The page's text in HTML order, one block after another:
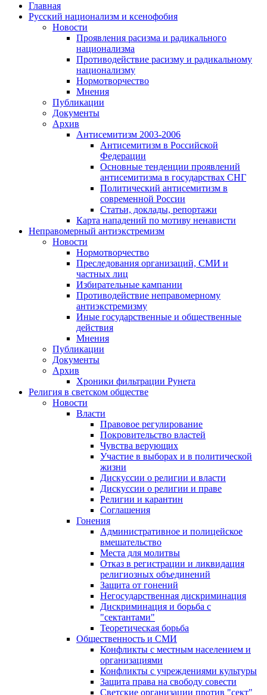
Главная
Русский национализм и ксенофобия
Новости
Проявления расизма и радикального
национализма
Противодействие расизму и радикальному
национализму
Нормотворчество
Мнения
Публикации
Документы
Архив
Антисемитизм 2003-2006
Антисемитизм в Российской
Федерации
Основные тенденции проявлений
антисемитизма в государствах СНГ
Политический антисемитизм в
современной России
Статьи, доклады, репортажи
Карта нападений по мотиву ненависти
Неправомерный антиэкстремизм
Новости
Нормотворчество
Преследования организаций, СМИ и
частных лиц
Избирательные кампании
Противодействие неправомерному
антиэкстремизму
Иные государственные и общественные
действия
Мнения
Публикации
Документы
Архив
Хроники фильтрации Рунета
Религия в светском обществе
Новости
Власти
Правовое регулирование
Покровительство властей
Чувства верующих
Участие в выборах и в политической
жизни
Дискуссии о религии и власти
Дискуссии о религии и праве
Религии и карантин
Соглашения
Гонения
Административное и полицейское
вмешательство
Места для молитвы
Отказ в регистрации и ликвидация
религиозных объединений
Защита от гонений
Негосударственная дискриминация
Дискриминация и борьба с
"сектантами"
Теоретическая борьба
Общественность и СМИ
Конфликты с местным населением и
организациями
Конфликты с учреждениями культуры
Защита права на свободу совести
Светские организации против "сект"